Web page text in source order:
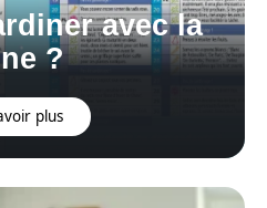
avec la
?
plus